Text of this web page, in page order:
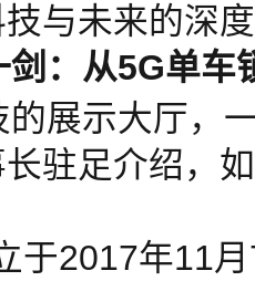
与未来的深
剑：从5G单车
的展示大厅，
驻足介绍，
于2017年11